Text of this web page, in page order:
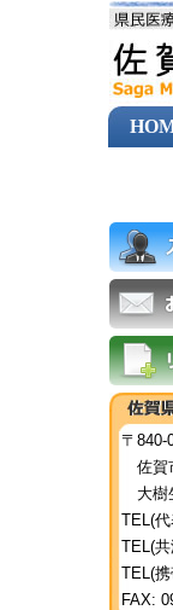
〒840-
佐賀
大樹
TEL(
TEL(
TEL(
FAX: